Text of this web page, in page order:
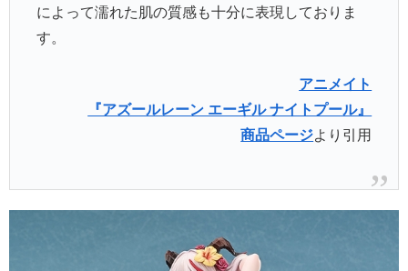
によって濡れた肌の質感も十分に表現しておりま
す。
アニメイト
『アズールレーン エーギル ナイトプール』
商品ページより引用